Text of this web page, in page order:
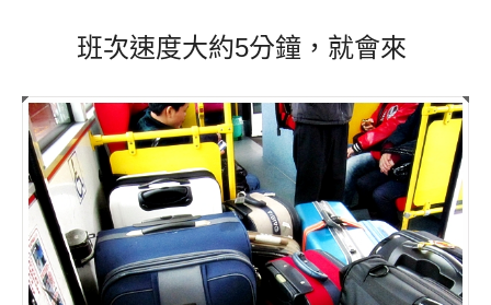
班次速度大約5分鐘，就會來